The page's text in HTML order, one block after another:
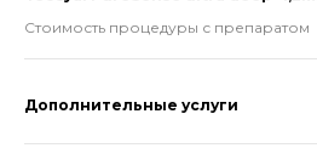
Стоимость процедуры с препаратом
Дополнительные услуги